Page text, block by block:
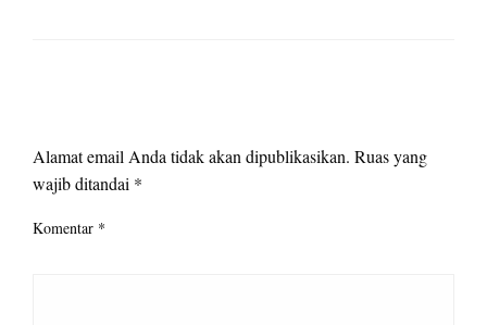
Alamat email Anda tidak akan dipublikasikan. Ruas yang
wajib ditandai *
Komentar *